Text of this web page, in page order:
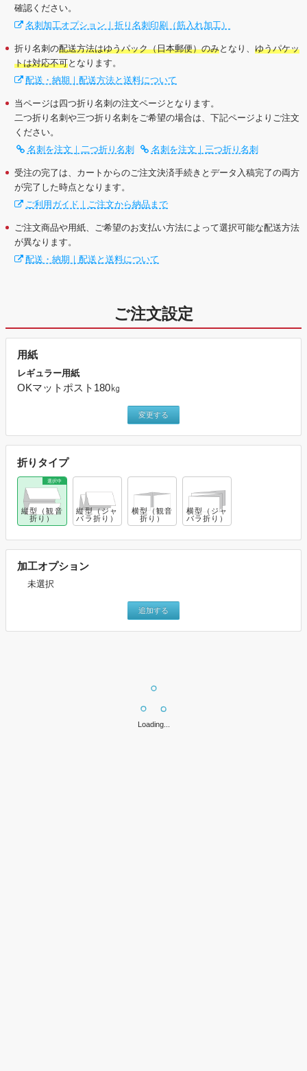
確認ください。
名刺加工オプション｜折り名刺印刷（筋入れ加工）
折り名刺の配送方法はゆうパック（日本郵便）のみとなり、 ゆうパケッ
トは対応不可となります。
配送・納期｜配送方法と送料について
当ページは四つ折り名刺の注文ページとなります。
二つ折り名刺や三つ折り名刺をご希望の場合は、下記ページよりご注文
ください。
名刺を注文｜二つ折り名刺
名刺を注文｜三つ折り名刺
受注の完了は、カートからのご注文決済手続きとデータ入稿完了の両方
が完了した時点となります。
ご利用ガイド｜ご注文から納品まで
ご注文商品や用紙、ご希望のお支払い方法によって選択可能な配送方法
が異なります。
配送・納期｜配送と送料について
ご注文設定
用紙
レギュラー用紙
OKマットポスト180㎏
変更する
折りタイプ
縦型（観音
折り）
縦型（ジャ
バラ折り）
横型（観音
折り）
横型（ジャ
バラ折り）
加工オプション
未選択
追加する
Loading...